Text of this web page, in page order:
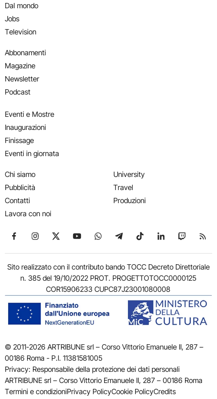
Dal mondo
Jobs
Television
Abbonamenti
Magazine
Newsletter
Podcast
Eventi e Mostre
Inaugurazioni
Finissage
Eventi in giornata
Chi siamo
Pubblicità
Contatti
Lavora con noi
University
Travel
Produzioni
Seguici su Facebook
Seguici su Instagram
Seguici su X
Seguici su YouTube
Seguici su WhatsApp
Seguici su Telegram
Seguici su TikTok
Seguici su
Seguici
Sito realizzato con il contributo bando TOCC Decreto Direttoriale
n. 385 del 19/10/2022 PROT. PROGETTOTOCC0000125
COR15906233 CUPC87J23001080008
© 2011-2026 ARTRIBUNE srl – Corso Vittorio Emanuele II, 287 –
00186 Roma - P.I. 11381581005
Privacy: Responsabile della protezione dei dati personali
ARTRIBUNE srl – Corso Vittorio Emanuele II, 287 – 00186 Roma
Termini e condizioniPrivacy PolicyCookie PolicyCredits